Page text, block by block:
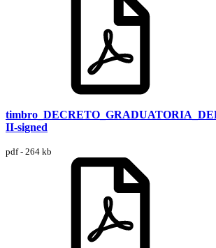
II-signed
pdf - 264 kb